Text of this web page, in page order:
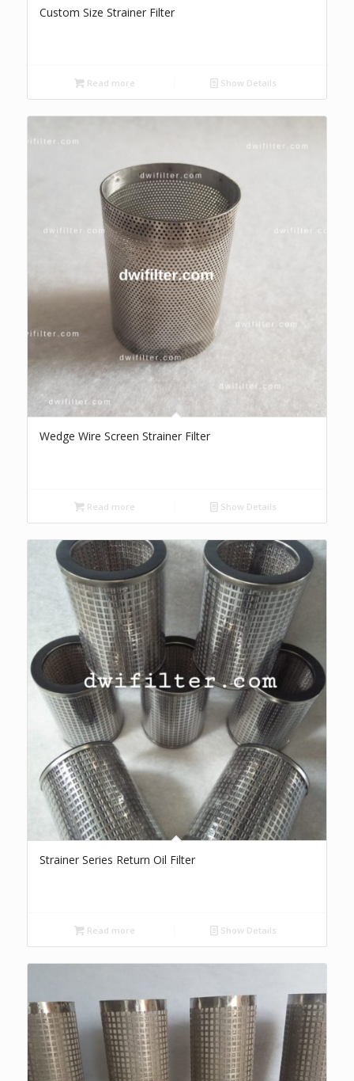
Custom Size Strainer Filter
Read more Show Details
Wedge Wire Screen Strainer Filter
Read more Show Details
Strainer Series Return Oil Filter
Read more Show Details